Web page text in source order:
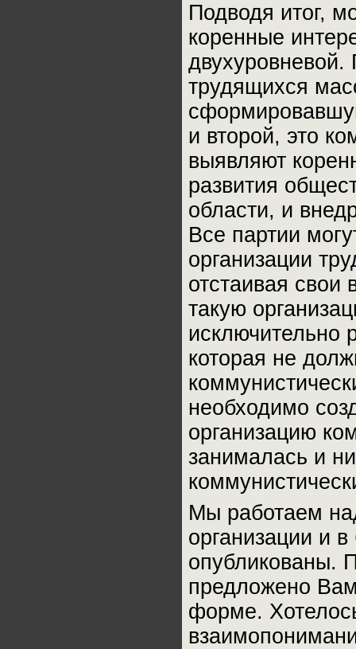
Подводя итог,
коренные
трудящихся
и второй, это
выявляют
развития
области, и
Все партии
организации
отстаивая свои
такую
исключительно
которая не
необходимо
организацию
занималась и
Мы работаем
организации и
опубликованы.
предложено
форме.